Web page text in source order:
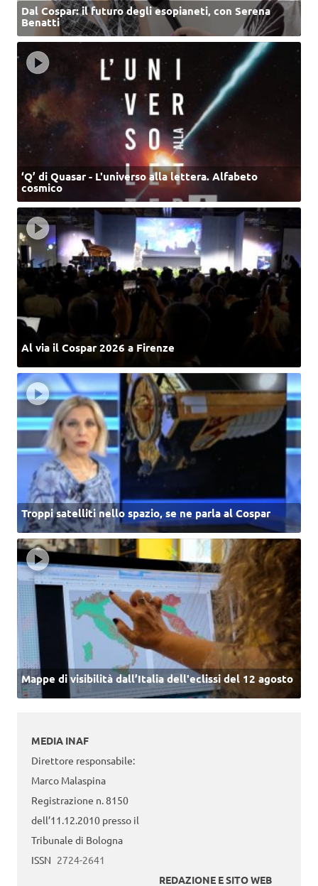
Dal Cospar: il futuro degli esopianeti, con Serena
Benatti
‘Q’ di Quasar - L'universo alla lettera. Alfabeto
cosmico
Al via il Cospar 2026 a Firenze
Troppi satelliti nello spazio, se ne parla al Cospar
Mappe di visibilità dall’Italia dell'eclissi del 12 agosto
MEDIA INAF
Direttore responsabile:
Marco Malaspina
Registrazione n. 8150
dell’11.12.2010 presso il
Tribunale di Bologna
ISSN 2724-2641
REDAZIONE E SITO WEB